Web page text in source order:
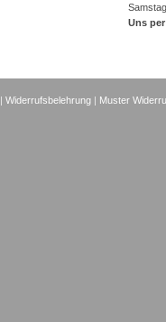
Uns
|Widerrufsbelehrung | Muster